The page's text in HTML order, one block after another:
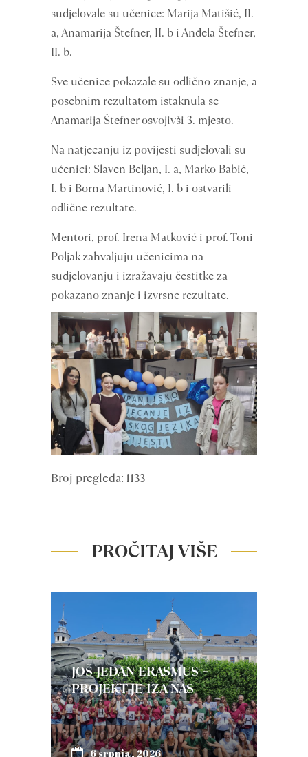
sudjelovale su učenice: Marija Matišić, II.
a, Anamarija Štefner, II. b i Anđela Štefner,
II. b.
Sve učenice pokazale su odlično znanje, a
posebnim rezultatom istaknula se
Anamarija Štefner osvojivši 3. mjesto.
Na natjecanju iz povijesti sudjelovali su
učenici: Slaven Beljan, I. a, Marko Babić,
I. b i Borna Martinović, I. b i ostvarili
odlične rezultate.
Mentori, prof. Irena Matković i prof. Toni
Poljak zahvaljuju učenicima na
sudjelovanju i izražavaju čestitke za
pokazano znanje i izvrsne rezultate.
Broj pregleda: 1133
PROČITAJ VIŠE
JOŠ JEDAN ERASMUS +
PROJEKT JE IZA NAS
6 srpnja, 2026